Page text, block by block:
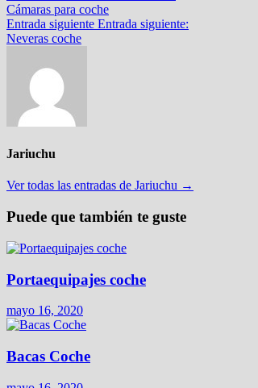
Cámaras para coche
Entrada siguiente Entrada siguiente:
Neveras coche
Jariuchu
Ver todas las entradas de Jariuchu →
Puede que también te guste
Portaequipajes coche
mayo 16, 2020
Bacas Coche